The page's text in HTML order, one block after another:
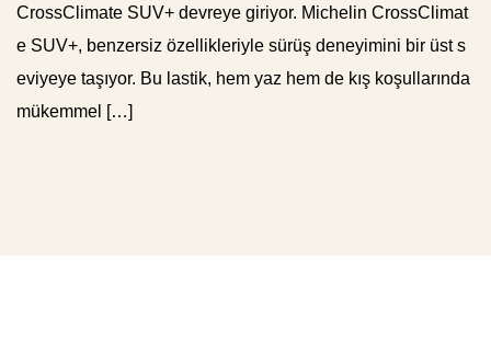
CrossClimate SUV+ devreye giriyor. Michelin CrossClimat
e SUV+, benzersiz özellikleriyle sürüş deneyimini bir üst s
eviyeye taşıyor. Bu lastik, hem yaz hem de kış koşullarında
mükemmel […]